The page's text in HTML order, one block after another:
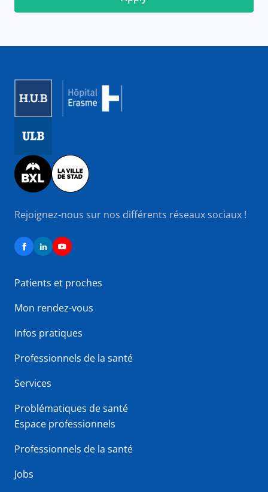
Image
Rejoignez-nous sur nos différents réseaux sociaux !
Patients et proches
Mon rendez-vous
Infos pratiques
Professionnels de la santé
Services
Problématiques de santé
Espace professionnels
Professionnels de la santé
Jobs